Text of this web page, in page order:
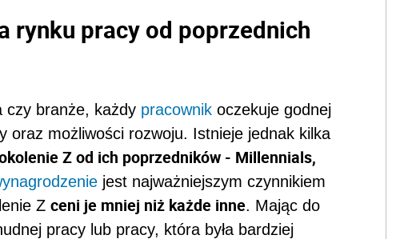
rynku pracy od poprzednich
czy branże, każdy pracownik oczekuje godnej
oraz możliwości rozwoju. Istnieje jednak kilka
Z od ich poprzedników - Millennials,
jest najważniejszym czynnikiem
Z ceni je mniej niż każde inne. Mając do
pracy lub pracy, która była bardziej